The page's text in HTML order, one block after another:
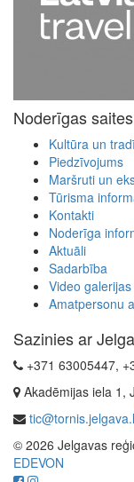
Noderīgas saites
Kultūra un
Piedzīvojums
Maršruti un
Tūrisma
Kontakti
Noderīga
Aktuāli
Sadarbība
Video galerijas
Amatpersonu
Sazinies ar
+371 63005447,
Akadēmijas iela 1,
© 2026 Jelgavas
EDEVON